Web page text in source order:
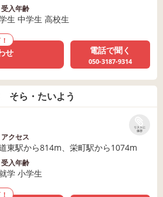
受入年齢
生 中学生 高校生
せ 電話で聞く
050-3187-9314
そら・たいよう
リストに
保存
アクセス
東駅から814m、栄町駅から1074m
受入年齢
学 小学生